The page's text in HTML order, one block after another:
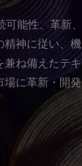
能性、革新、
精神に従い、機
兼ね備えたテキ
場に革新・開発